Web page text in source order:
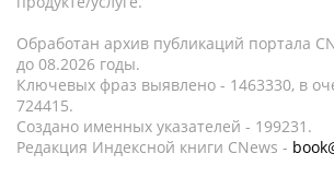
Обработан архив публикаций портала
до 08.2026 годы.
Ключевых фраз выявлено - 1463330, в
724415.
Создано именных указателей - 199231.
Редакция Индексной книги CNews -